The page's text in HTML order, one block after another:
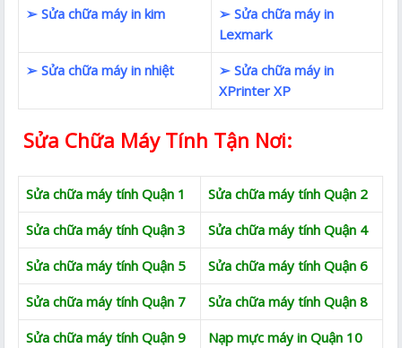
➢ Sửa chữa máy in kim
➢ Sửa chữa máy in
Lexmark
➢ Sửa chữa máy in nhiệt
➢ Sửa chữa máy in
XPrinter XP
Sửa Chữa Máy Tính Tận Nơi:
Sửa chữa máy tính Quận 1
Sửa chữa máy tính Quận 2
Sửa chữa máy tính Quận 3
Sửa chữa máy tính Quận 4
Sửa chữa máy tính Quận 5
Sửa chữa máy tính Quận 6
Sửa chữa máy tính Quận 7
Sửa chữa máy tính Quận 8
Sửa chữa máy tính Quận 9
Nạp mực máy in Quận 10